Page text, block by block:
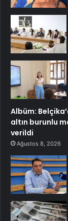
Albüm:
altın burunlu
verildi
Ağustos 8, 2026